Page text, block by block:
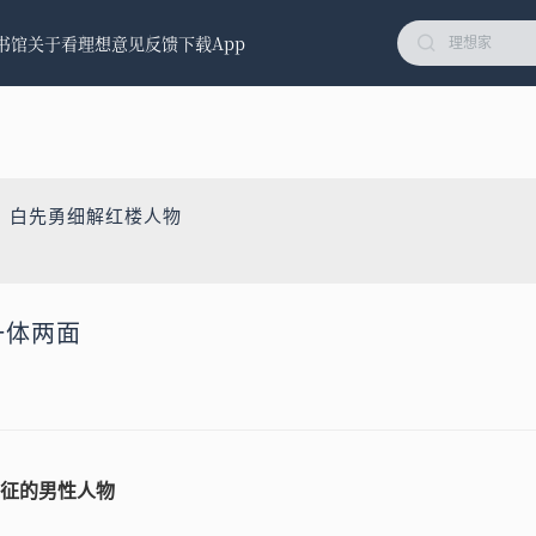
馆关于看理想意见反馈下载App
白先勇细解红楼人物
两面
的男性人物